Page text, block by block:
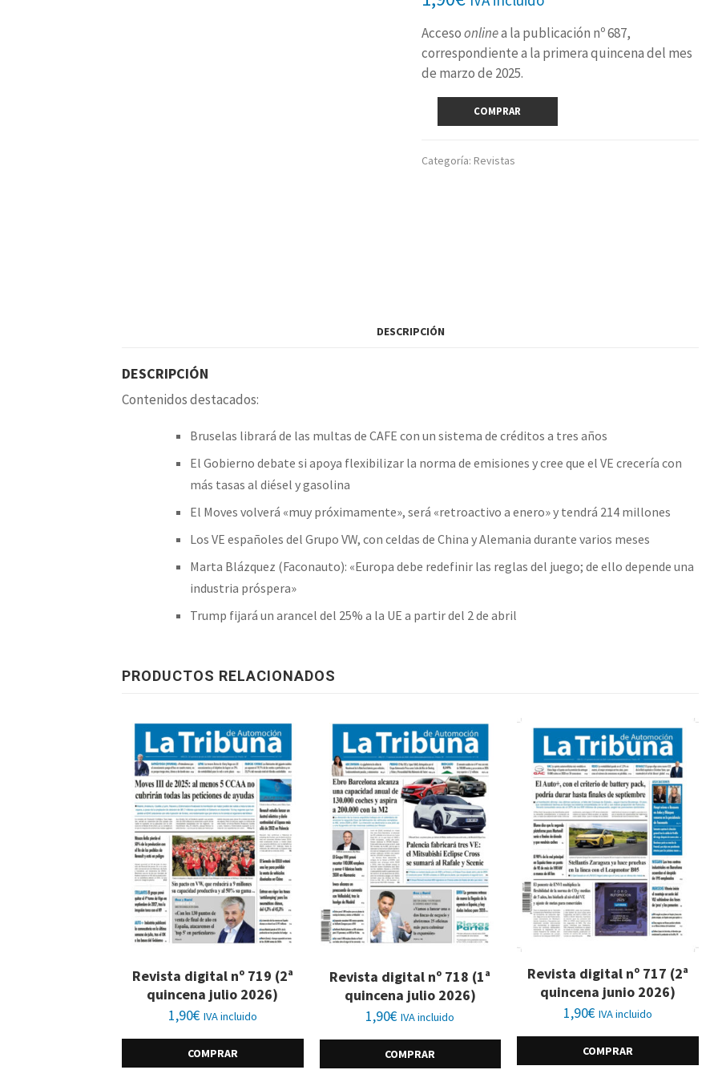
Accesoonlinea la publicación nº 687,
correspondiente a la primera quincena del mes
de marzo de 2025.
687
COMPRAR
Categoría: Revistas
DESCRIPCIÓN
DESCRIPCIÓN
Contenidos destacados:
Bruselas librará de las multas de CAFE con un sistema de créditos a tres años
El Gobierno debate si apoya flexibilizar la norma de emisiones y cree que el VE crecería con
más tasas al diésel y gasolina
El Moves volverá «muy próximamente», será «retroactivo a enero» y tendrá 214 millones
Los VE españoles del Grupo VW, con celdas de China y Alemania durante varios meses
Marta Blázquez (Faconauto): «Europa debe redefinir las reglas del juego; de ello depende una
industria próspera»
Trump fijará un arancel del 25% a la UE a partir del 2 de abril
PRODUCTOS RELACIONADOS
Revista digital nº 719 (2ª
quincena julio 2026)
1,90€ IVA incluido
COMPRAR
Revista digital nº 718 (1ª
quincena julio 2026)
1,90€ IVA incluido
COMPRAR
Revista digital nº 717 (2ª
quincena junio 2026)
1,90€ IVA incluido
COMPRAR